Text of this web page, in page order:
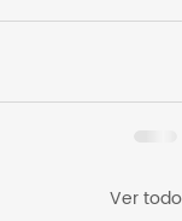
Ver todo